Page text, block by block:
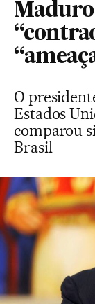
O
Estados
comparou
Brasil